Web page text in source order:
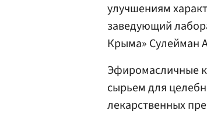
улучшениям
заведующий
Крыма» Сулейман
Эфиромасличные
сырьем для
лекарственных